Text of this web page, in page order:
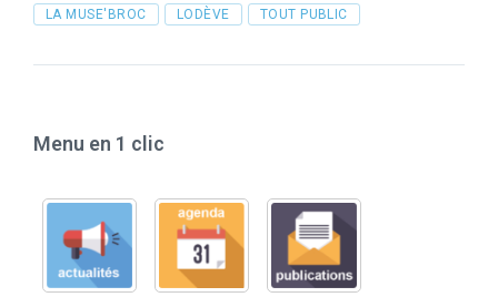
Tags
LA MUSE'BROC LODÈVE TOUT PUBLIC
Menu en 1 clic